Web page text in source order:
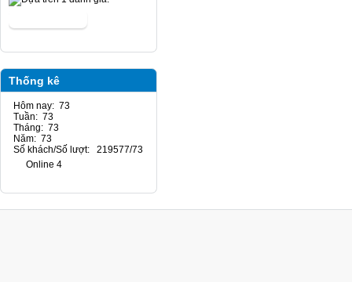
Thống kê
Hôm nay: 73
Tuần: 73
Tháng: 73
Năm: 73
Số khách/Số lượt: 219577/73
Online 4